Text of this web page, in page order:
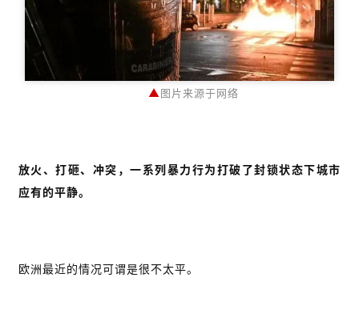
▲图片来源于网络
放火、打砸、冲突，一系列暴力行为打破了封锁状态下城市
应有的平静。
欧洲最近的情况可谓是很不太平。